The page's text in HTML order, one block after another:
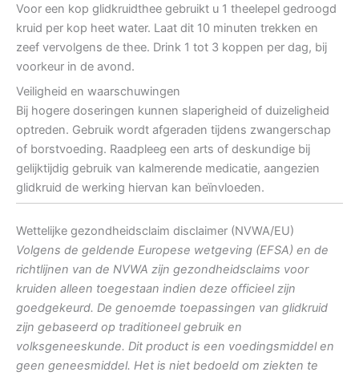
Voor een kop glidkruidthee gebruikt u 1 theelepel gedroogd
kruid per kop heet water. Laat dit 10 minuten trekken en
zeef vervolgens de thee. Drink 1 tot 3 koppen per dag, bij
voorkeur in de avond.
Veiligheid en waarschuwingen
Bij hogere doseringen kunnen slaperigheid of duizeligheid
optreden. Gebruik wordt afgeraden tijdens zwangerschap
of borstvoeding. Raadpleeg een arts of deskundige bij
gelijktijdig gebruik van kalmerende medicatie, aangezien
glidkruid de werking hiervan kan beïnvloeden.
Wettelijke gezondheidsclaim disclaimer (NVWA/EU)
Volgens de geldende Europese wetgeving (EFSA) en de
richtlijnen van de NVWA zijn gezondheidsclaims voor
kruiden alleen toegestaan indien deze officieel zijn
goedgekeurd. De genoemde toepassingen van glidkruid
zijn gebaseerd op traditioneel gebruik en
volksgeneeskunde. Dit product is een voedingsmiddel en
geen geneesmiddel. Het is niet bedoeld om ziekten te